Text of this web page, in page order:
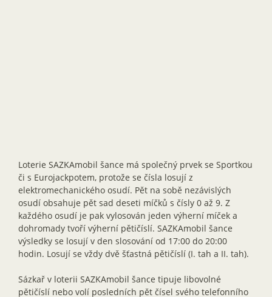
Loterie SAZKAmobil šance má společný prvek se Sportkou
či s Eurojackpotem, protože se čísla losují z
elektromechanického osudí. Pět na sobě nezávislých
osudí obsahuje pět sad deseti míčků s čísly 0 až 9. Z
každého osudí je pak vylosován jeden výherní míček a
dohromady tvoří výherní pětičíslí. SAZKAmobil šance
výsledky se losují v den slosování od 17:00 do 20:00
hodin. Losují se vždy dvě šťastná pětičíslí (I. tah a II. tah).
Sázkař v loterii SAZKAmobil šance tipuje libovolné
pětičíslí nebo volí posledních pět čísel svého telefonního